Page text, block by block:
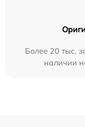
Более 20 тыс.
наличии